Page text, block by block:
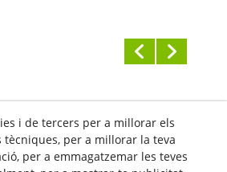
i de tercers per a millorar els
tècniques, per a millorar la teva
per a emmagatzemar les teves